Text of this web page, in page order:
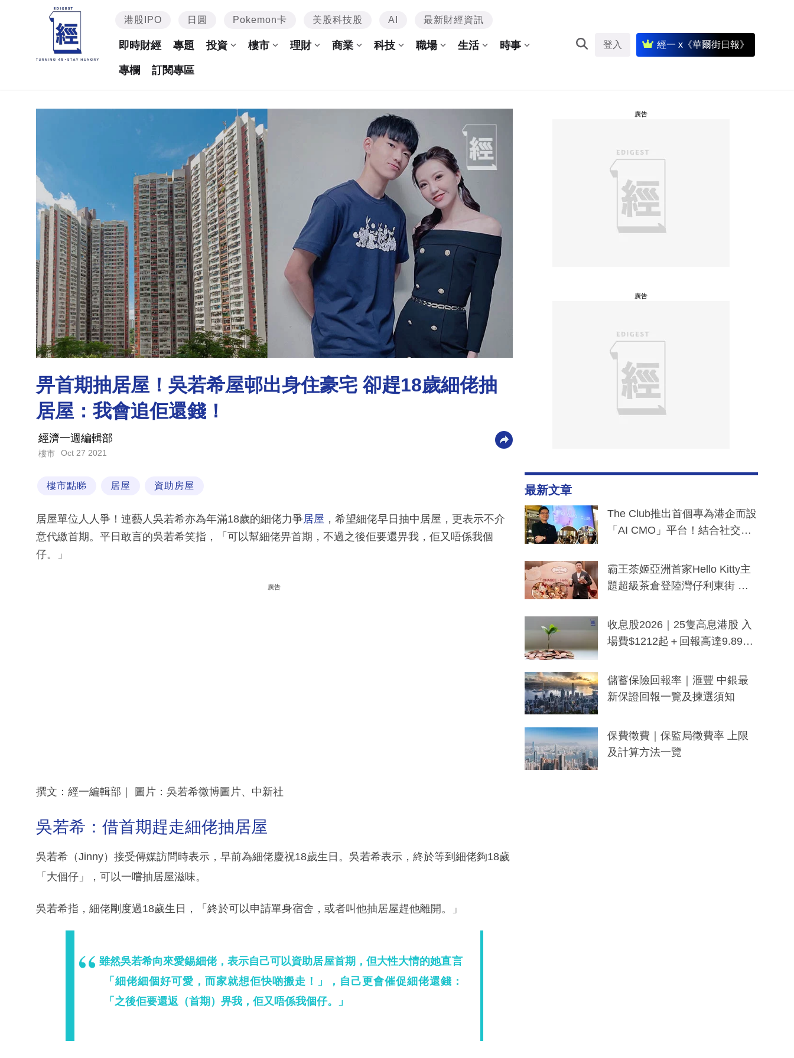
港股IPO 日圓 Pokemon卡 美股科技股 AI 最新財經資訊
即時財經 專題 投資 樓市 理財 商業 科技 職場 生活 時事
專欄 訂閱專區
登入 經一 x《華爾街日報》
畀首期抽居屋！吳若希屋邨出身住豪宅 卻趕18歲細佬抽
居屋：我會追佢還錢！
經濟一週編輯部
樓市 Oct 27 2021
樓市點睇 居屋 資助房屋
居屋單位人人爭！連藝人吳若希亦為年滿18歲的細佬力爭居屋 ，希望細佬早日抽中居屋，更表示不介
意代繳首期。平日敢言的吳若希笑指，「可以幫細佬畀首期，不過之後佢要還畀我，佢又唔係我個
仔。」
廣告
撰文：經一編輯部｜ 圖片：吳若希微博圖片、中新社
吳若希：借首期趕走細佬抽居屋
吳若希（Jinny）接受傳媒訪問時表示，早前為細佬慶祝18歲生日。吳若希表示，終於等到細佬夠18歲
「大個仔」，可以一嚐抽居屋滋味。
吳若希指，細佬剛度過18歲生日，「終於可以申請單身宿舍，或者叫他抽居屋趕他離開。」
雖然吳若希向來愛錫細佬，表示自己可以資助居屋首期，但大性大情的她直言
「細佬細個好可愛，而家就想佢快啲搬走！」，自己更會催促細佬還錢：
「之後佢要還返（首期）畀我，佢又唔係我個仔。」
廣告
廣告
最新文章
The Club推出首個專為港企而設
「AI CMO」平台！結合社交聆
分鐘生成「貼地」宣傳短片
霸王茶姬亞洲首家Hello Kitty主
題超級茶倉登陸灣仔利東街 推
y及香港限定特調系列
收息股2026｜25隻高息港股 入
場費$1212起＋回報高達9.89
儲蓄保險回報率｜滙豐 中銀最
新保證回報一覽及揀選須知
保費徵費｜保監局徵費率 上限
及計算方法一覽